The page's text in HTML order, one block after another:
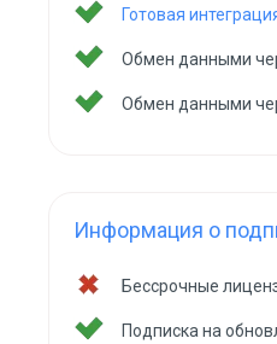
Готовая
Обмен данными
Обмен данными
Информация о
Бессрочные
Подписка на